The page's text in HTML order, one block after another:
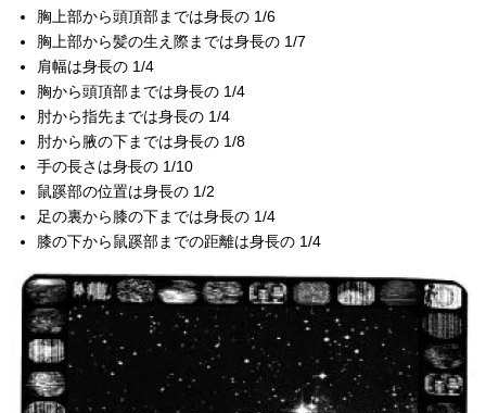
胸上部から頭頂部までは身長の 1/6
胸上部から髪の生え際までは身長の 1/7
肩幅は身長の 1/4
胸から頭頂部までは身長の 1/4
肘から指先までは身長の 1/4
肘から腋の下までは身長の 1/8
手の長さは身長の 1/10
鼠蹊部の位置は身長の 1/2
足の裏から膝の下までは身長の 1/4
膝の下から鼠蹊部までの距離は身長の 1/4